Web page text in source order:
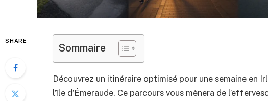
SHARE
Sommaire
Découvrez un itinéraire optimisé pour une semaine en
l’île d’Émeraude. Ce parcours vous mènera de